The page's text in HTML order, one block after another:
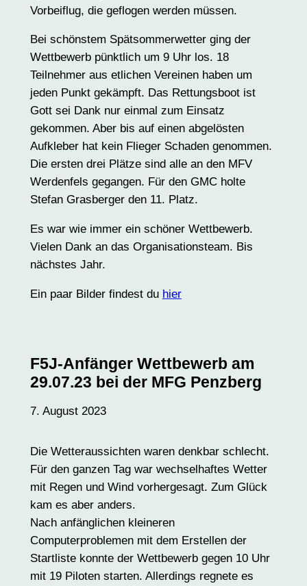
Vorbeiflug, die geflogen werden müssen.
Bei schönstem Spätsommerwetter ging der
Wettbewerb pünktlich um 9 Uhr los. 18
Teilnehmer aus etlichen Vereinen haben um
jeden Punkt gekämpft. Das Rettungsboot ist
Gott sei Dank nur einmal zum Einsatz
gekommen. Aber bis auf einen abgelösten
Aufkleber hat kein Flieger Schaden genommen.
Die ersten drei Plätze sind alle an den MFV
Werdenfels gegangen. Für den GMC holte
Stefan Grasberger den 11. Platz.
Es war wie immer ein schöner Wettbewerb.
Vielen Dank an das Organisationsteam. Bis
nächstes Jahr.
Ein paar Bilder findest du hier
F5J-Anfänger Wettbewerb am
29.07.23 bei der MFG Penzberg
7. August 2023
Die Wetteraussichten waren denkbar schlecht.
Für den ganzen Tag war wechselhaftes Wetter
mit Regen und Wind vorhergesagt. Zum Glück
kam es aber anders.
Nach anfänglichen kleineren
Computerproblemen mit dem Erstellen der
Startliste konnte der Wettbewerb gegen 10 Uhr
mit 19 Piloten starten. Allerdings regnete es